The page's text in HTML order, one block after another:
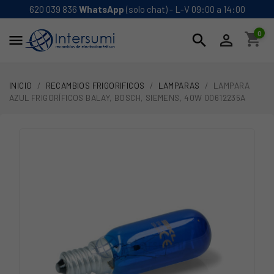
620 039 836 WhatsApp (solo chat) - L-V 09:00 a 14:00
 search  shopping_cart
0
INICIO RECAMBIOS FRIGORIFICOS LAMPARAS
LAMPARA
AZUL FRIGORÍFICOS BALAY, BOSCH, SIEMENS, 40W 00612235A